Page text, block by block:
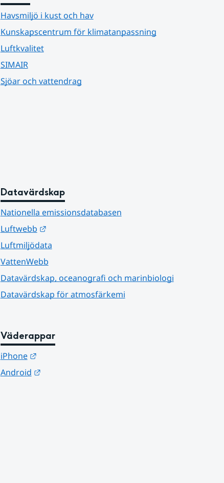
Havsmiljö i kust och hav
Kunskapscentrum för klimatanpassning
Luftkvalitet
SIMAIR
Sjöar och vattendrag
Datavärdskap
Nationella emissionsdatabasen
Luftwebb
Länk till annan webbplats.
Luftmiljödata
VattenWebb
Datavärdskap, oceanografi och marinbiologi
Datavärdskap för atmosfärkemi
Väderappar
iPhone
Länk till annan webbplats.
Android
Länk till annan webbplats.